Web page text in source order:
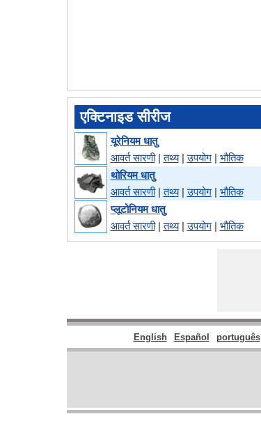
एक्टिनाइड सीरीज
यूरेनियम धातु
आवर्त सारणी|तथ्य|उपयोग| भौतिक
थोरियम धातु
आवर्त सारणी|तथ्य|उपयोग| भौतिक
प्लूटोनियम धातु
आवर्त सारणी|तथ्य|उपयोग| भौतिक
English Español português